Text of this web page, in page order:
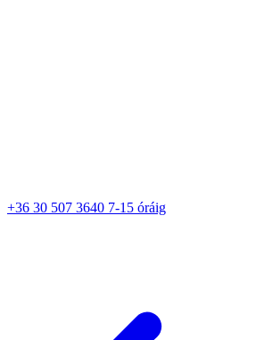
+36 30 507 3640 7-15 óráig